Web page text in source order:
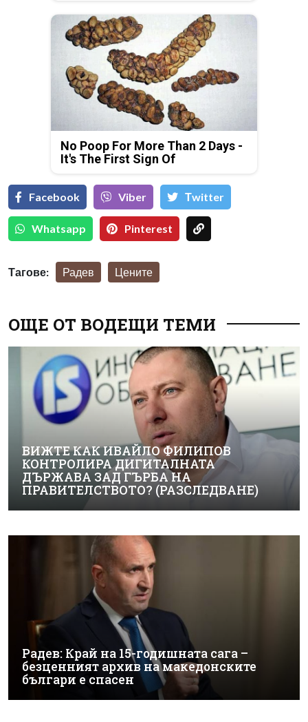
No Poop For More Than 2 Days -
It's The First Sign Of
Facebook Viber Тwitter
Whatsapp Pinterest
Тагове: Радев Цените
ОЩЕ ОТ ВОДЕЩИ ТЕМИ
ВИЖТЕ КАК ИВАЙЛО ФИЛИПОВ
КОНТРОЛИРА ДИГИТАЛНАТА
ДЪРЖАВА ЗАД ГЪРБА НА
ПРАВИТЕЛСТВОТО? (РАЗСЛЕДВАНЕ)
Радев: Край на 15-годишната сага –
безценният архив на македонските
българи е спасен